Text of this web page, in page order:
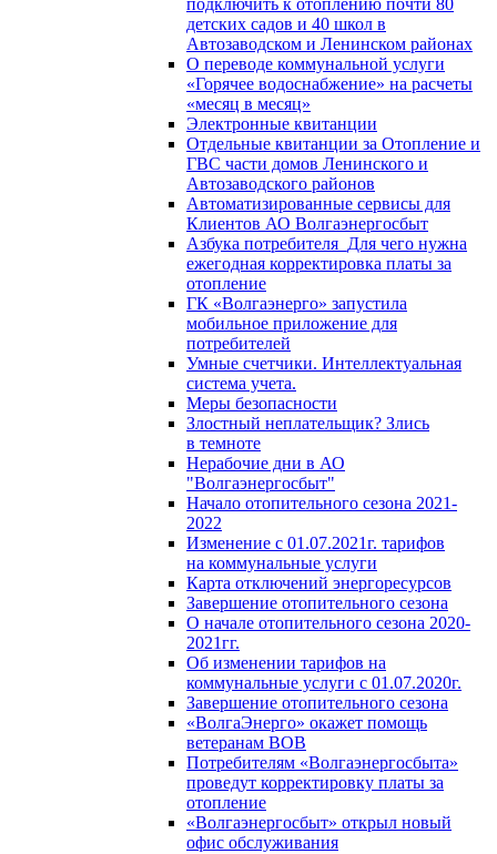
подключить к отоплению почти 80
детских садов и 40 школ в
Автозаводском и Ленинском районах
О переводе коммунальной услуги
«Горячее водоснабжение» на расчеты
«месяц в месяц»
Электронные квитанции
Отдельные квитанции за Отопление и
ГВС части домов Ленинского и
Автозаводского районов
Автоматизированные сервисы для
Клиентов АО Волгаэнергосбыт
Азбука потребителя_Для чего нужна
ежегодная корректировка платы за
отопление
ГК «Волгаэнерго» запустила
мобильное приложение для
потребителей
Умные счетчики. Интеллектуальная
система учета.
Меры безопасности
Злостный неплательщик? Злись
в темноте
Нерабочие дни в АО
"Волгаэнергосбыт"
Начало отопительного сезона 2021-
2022
Изменение с 01.07.2021г. тарифов
на коммунальные услуги
Карта отключений энергоресурсов
Завершение отопительного сезона
О начале отопительного сезона 2020-
2021гг.
Об изменении тарифов на
коммунальные услуги с 01.07.2020г.
Завершение отопительного сезона
«ВолгаЭнерго» окажет помощь
ветеранам ВОВ
Потребителям «Волгаэнергосбыта»
проведут корректировку платы за
отопление
«Волгаэнергосбыт» открыл новый
офис обслуживания